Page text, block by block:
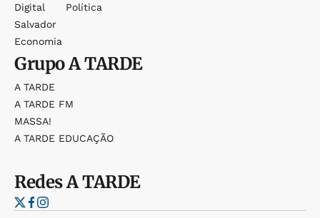
Digital
Salvador
Economia
Política
GrupoA TARDE
A TARDE
A TARDE FM
MASSA!
A TARDE EDUCAÇÃO
RedesA TARDE